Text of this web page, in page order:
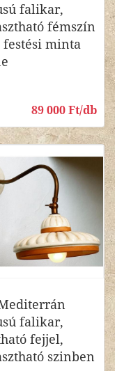
falikar,
fémszín
festési minta
89 000 Ft/db
falikar,
fejjel,
szinben